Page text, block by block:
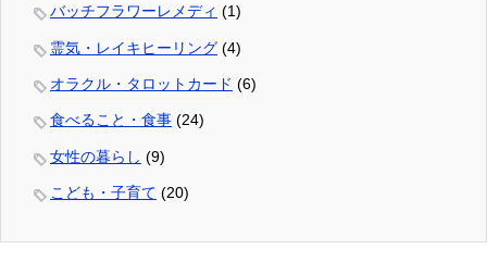
バッチフラワーレメディ (1)
霊気・レイキヒーリング (4)
オラクル・タロットカード (6)
食べること・食事 (24)
女性の暮らし (9)
こども・子育て (20)